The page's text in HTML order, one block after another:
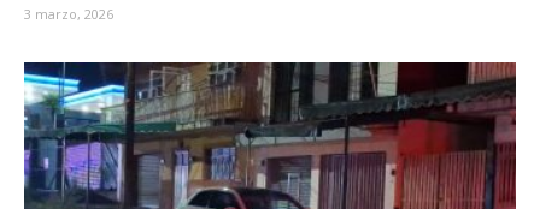
3 marzo, 2026